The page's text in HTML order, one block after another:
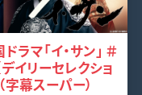
ラマ「イ・サン」 ＃
イリーセレクショ
字幕スーパー）